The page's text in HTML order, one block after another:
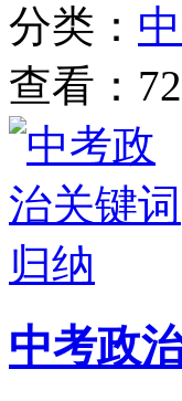
分类：
查看：
中考政